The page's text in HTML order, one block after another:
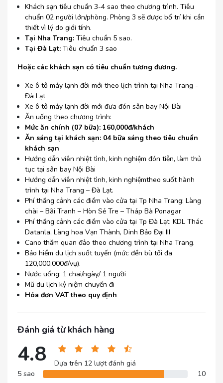
Khách sạn tiêu chuẩn 3-4 sao theo chương trình. Tiêu
chuẩn 02 người lớn/phòng. Phòng 3 sẽ được bố trí khi cần
thiết vì lý do giới tính.
Tại Nha Trang: Tiêu chuẩn 5 sao.
Tại Đà Lạt: Tiêu chuẩn 3 sao
Hoặc các khách sạn có tiêu chuẩn tương đương.
Xe ô tô máy lạnh đời mới theo lịch trình tại Nha Trang -
Đà Lạt
Xe ô tô máy lạnh đời mới đưa đón sân bay Nội Bài
Ăn uống theo chương trình:
Mức ăn chính (07 bữa): 160,000đ/khách
Ăn sáng tại khách sạn: 04 bữa sáng theo tiêu chuẩn
khách sạn
Hướng dẫn viên nhiệt tình, kinh nghiệm đón tiễn, làm thủ
tục tại sân bay Nội Bài
Hướng dẫn viên nhiệt tình, kinh nghiệmtheo suốt hành
trình tại Nha Trang – Đà Lạt.
Phí thắng cảnh các điểm vào cửa tại Tp Nha Trang: Làng
chài – Bãi Tranh – Hòn Sẻ Tre – Tháp Bà Ponagar
Phí thắng cảnh các điểm vào cửa tại Tp Đà Lạt: KDL Thác
Datanla, Làng hoa Vạn Thành, Dinh Bảo Đại III
Cano thăm quan đảo theo chương trình tại Nha Trang.
Bảo hiểm du lịch suốt tuyến (mức đền bù tối đa
120,000,000đ/vụ).
Nước uống: 1 chai/ngày/ 1 người
Mũ du lịch kỷ niệm chuyến đi
Hóa đơn VAT theo quy định
Đánh giá từ khách hàng
4.8
Dựa trên 12 lượt đánh giá
5 sao
10